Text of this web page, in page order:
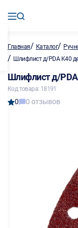
Главная/ Каталог/
/ Шлифлист д/PDA K40
Шлифлист д/PDA
Код товара: 18191
0 0 отзывов